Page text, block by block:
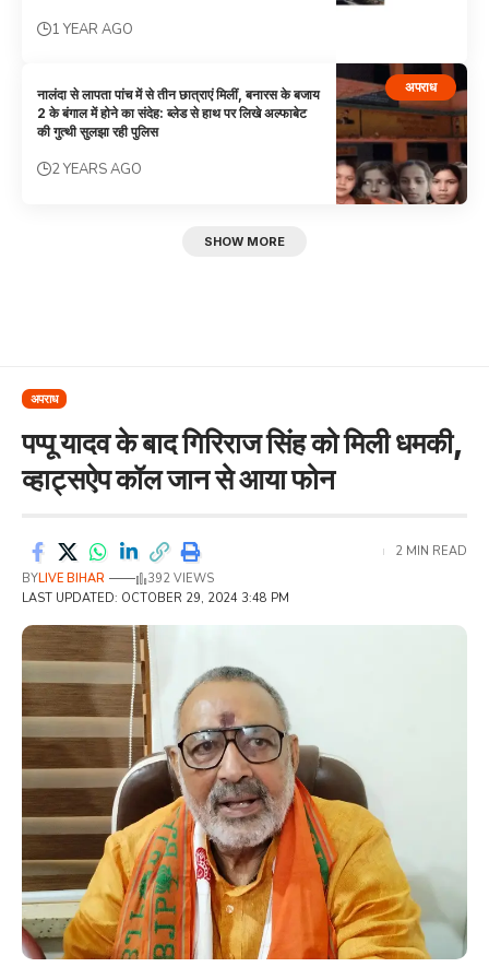
1 YEAR AGO
अपराध
नालंदा से लापता पांच में से तीन छात्राएं मिलीं, बनारस के बजाय
2 के बंगाल में होने का संदेह: ब्लेड से हाथ पर लिखे अल्फाबेट
की गुत्थी सुलझा रही पुलिस
2 YEARS AGO
SHOW MORE
अपराध
पप्पू यादव के बाद गिरिराज सिंह को मिली धमकी,
व्हाट्सऐप कॉल जान से आया फोन
LAST UPDATED: OCTOBER 29, 2024 3:48 PM
BYLIVE BIHAR 392 VIEWS
2 MIN READ